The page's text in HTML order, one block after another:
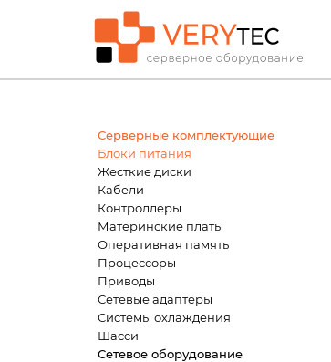
Серверные комплектующие
Блоки питания
Жесткие диски
Кабели
Контроллеры
Материнские платы
Оперативная память
Процессоры
Приводы
Сетевые адаптеры
Системы охлаждения
Шасси
Сетевое оборудование